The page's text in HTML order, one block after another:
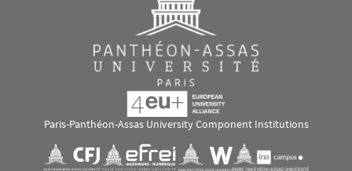
Paris-Panthéon-Assas University Component Institutions
Visuel svgVisuel svg Visuel svgVisuel svg